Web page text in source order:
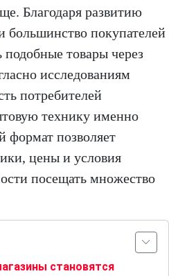
Благодаря развитию
большинство покупателей
товары через
исследованиям
потребителей
технику именно
формат позволяет
цены и условия
посещать множество
становятся